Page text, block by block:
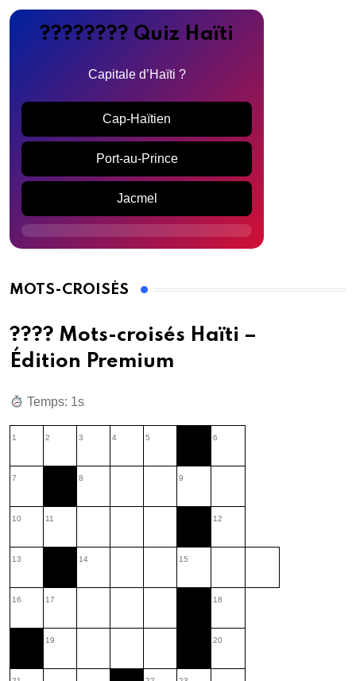
???????? Quiz Haïti
Capitale d’Haïti ?
Cap-Haïtien
Port-au-Prince
Jacmel
MOTS-CROISÉS
???? Mots-croisés Haïti –
Édition Premium
Temps: 2s
1 2 3 4 5 6
7 8 9
10 11 12
13 14 15
16 17 18
19 20